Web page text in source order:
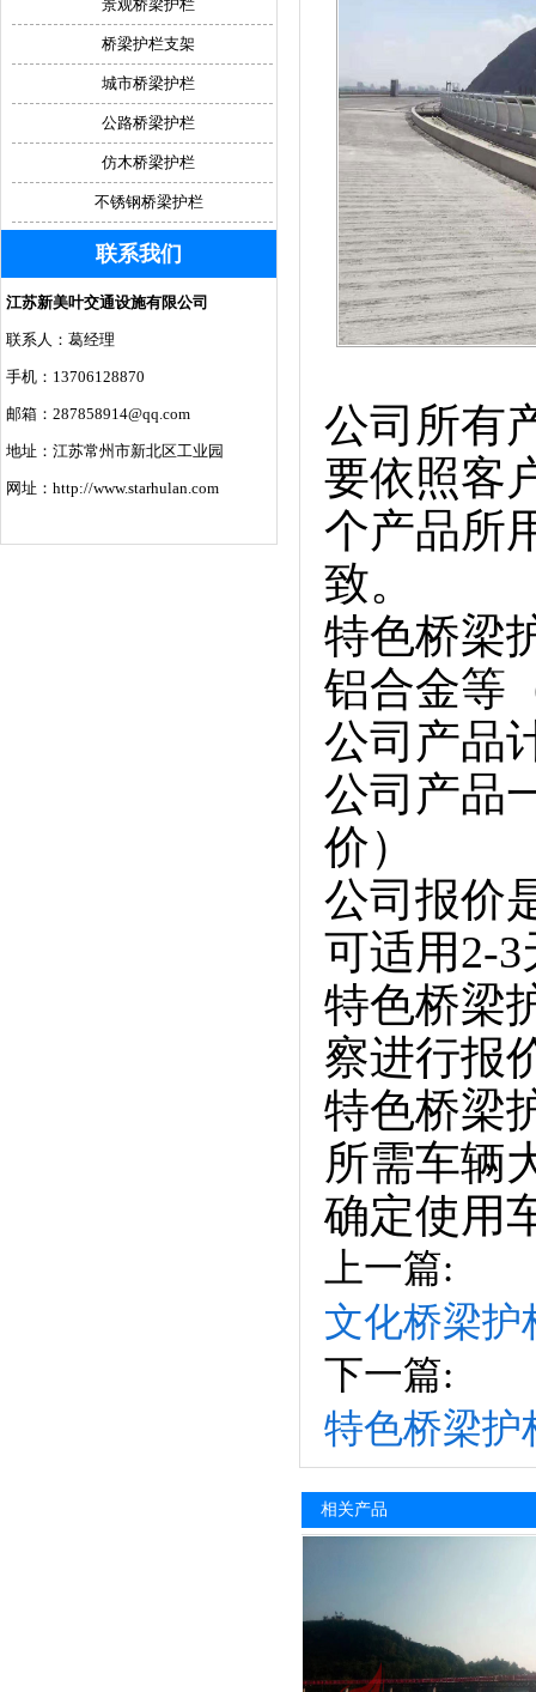
公司所有
要依照客
个产品所
致。
特色桥梁
铝合金等
公司产品
公司产品
价）
公司报价
可适用2-
特色桥梁
察进行报
特色桥梁
所需车辆
确定使用
上一篇:
文化桥梁护
下一篇:
特色桥梁护
相关产品
景观桥梁护栏
桥梁护栏支架
城市桥梁护栏
公路桥梁护栏
仿木桥梁护栏
不锈钢桥梁护栏
联系我们
江苏新美叶交通设施有限公司
联系人：葛经理
手机：13706128870
邮箱：287858914@qq.com
地址：江苏常州市新北区工业园
网址：http://www.starhulan.com